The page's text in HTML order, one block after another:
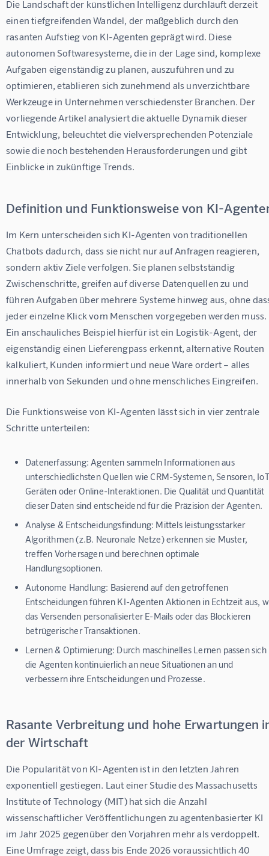
Die Landschaft der künstlichen Intelligenz durchläuft derzeit
einen tiefgreifenden Wandel, der maßgeblich durch den
rasanten Aufstieg von KI-Agenten geprägt wird. Diese
autonomen Softwaresysteme, die in der Lage sind, komplexe
Aufgaben eigenständig zu planen, auszuführen und zu
optimieren, etablieren sich zunehmend als unverzichtbare
Werkzeuge in Unternehmen verschiedenster Branchen. Der
vorliegende Artikel analysiert die aktuelle Dynamik dieser
Entwicklung, beleuchtet die vielversprechenden Potenziale
sowie die noch bestehenden Herausforderungen und gibt
Einblicke in zukünftige Trends.
Definition und Funktionsweise von KI-
Im Kern unterscheiden sich KI-Agenten von traditionellen
Chatbots dadurch, dass sie nicht nur auf Anfragen reagieren,
sondern aktiv Ziele verfolgen. Sie planen selbstständig
Zwischenschritte, greifen auf diverse Datenquellen zu und
führen Aufgaben über mehrere Systeme hinweg aus, ohne
jeder einzelne Klick vom Menschen vorgegeben werden muss.
Ein anschauliches Beispiel hierfür ist ein Logistik-Agent, der
eigenständig einen Lieferengpass erkennt, alternative Routen
kalkuliert, Kunden informiert und neue Ware ordert – alles
innerhalb von Sekunden und ohne menschliches Eingreifen.
Die Funktionsweise von KI-Agenten lässt sich in vier zentrale
Schritte unterteilen:
Datenerfassung: Agenten sammeln Informationen aus
unterschiedlichsten Quellen wie CRM-Systemen, Sensoren,
Geräten oder Online-Interaktionen. Die Qualität und Quantität
dieser Daten sind entscheidend für die Präzision der Agenten.
Analyse & Entscheidungsfindung: Mittels leistungsstarker
Algorithmen (z.B. Neuronale Netze) erkennen sie Muster,
treffen Vorhersagen und berechnen optimale
Handlungsoptionen.
Autonome Handlung: Basierend auf den getroffenen
Entscheidungen führen KI-Agenten Aktionen in Echtzeit aus,
das Versenden personalisierter E-Mails oder das Blockieren
betrügerischer Transaktionen.
Lernen & Optimierung: Durch maschinelles Lernen passen sich
die Agenten kontinuierlich an neue Situationen an und
verbessern ihre Entscheidungen und Prozesse.
Rasante Verbreitung und hohe Erwartungen
der Wirtschaft
Die Popularität von KI-Agenten ist in den letzten Jahren
exponentiell gestiegen. Laut einer Studie des Massachusetts
Institute of Technology (MIT) hat sich die Anzahl
wissenschaftlicher Veröffentlichungen zu agentenbasierter KI
im Jahr 2025 gegenüber den Vorjahren mehr als verdoppelt.
Eine Umfrage zeigt, dass bis Ende 2026 voraussichtlich 40